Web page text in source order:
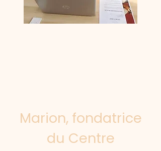
Marion, fondatrice
du Centre